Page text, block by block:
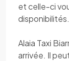
et celle-ci
disponibilités.
Alaia Taxi
arrivée. Il